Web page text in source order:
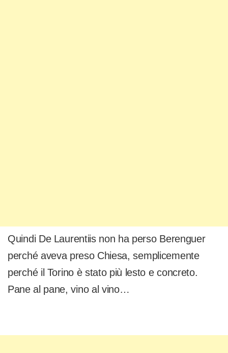
Quindi De Laurentiis non ha perso Berenguer
perché aveva preso Chiesa, semplicemente
perché il Torino è stato più lesto e concreto.
Pane al pane, vino al vino…